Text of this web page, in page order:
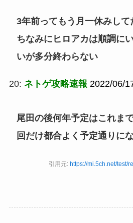
3年前ってもう月一休みして
ちなみにヒロアカは順調に
いが多分終わらない
20: ネトゲ攻略速報 2022/06/
尾田の後何年予定はこれま
回だけ都合よく予定通りに
引用元: https://mi.5ch.net/test/